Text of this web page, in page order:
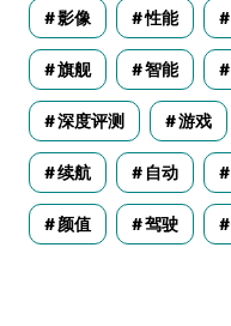
影像 性能
旗舰 智能
深度评测 游戏
续航 自动
颜值 驾驶